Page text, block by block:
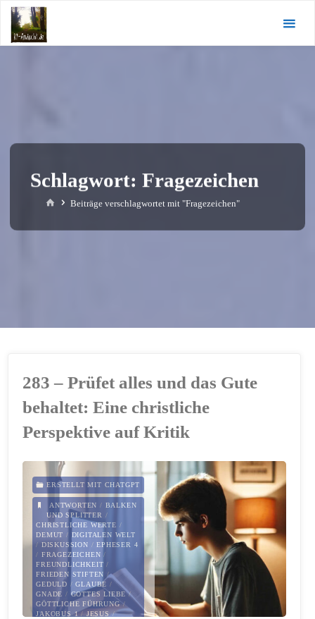
Zum
Inhalt
springen
Schlagwort:Fragezeichen
StartBeiträge verschlagwortet mit "Fragezeichen"
283 – Prüfet alles und das Gute
behaltet: Eine christliche
Perspektive auf Kritik
ERSTELLT MIT CHATGPT
ANTWORTEN / BALKEN
UND SPLITTER /
CHRISTLICHE WERTE /
DEMUT / DIGITALEN WELT
/ DISKUSSION /EPHESER 4
/ FRAGEZEICHEN /
FREUNDLICHKEIT /
FRIEDEN STIFTEN /
GEDULD /GLAUBE /
GNADE / GOTTES LIEBE/
GÖTTLICHE FÜHRUNG /
JAKOBUS 1/ JESUS/